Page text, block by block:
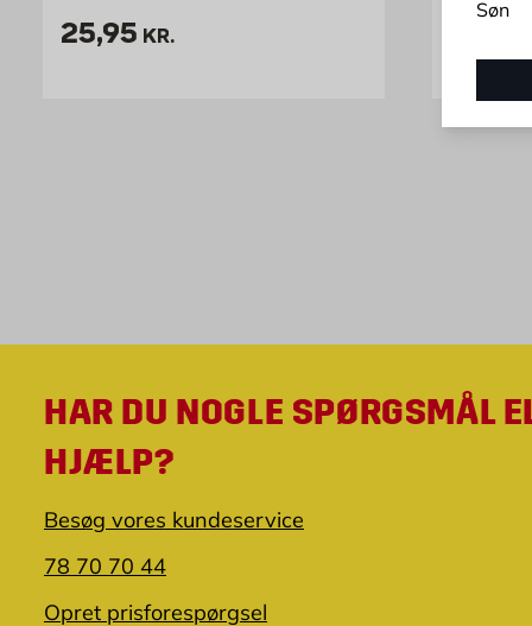
Søn
Pris 25.95 kr. /stk
25,95 KR.
HAR DU NOGLE SPØRGSMÅL
HJÆLP?
Besøg vores kundeservice
78 70 70 44
Opret prisforespørgsel